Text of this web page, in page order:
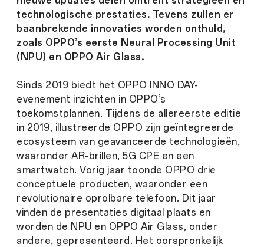
technologische prestaties. Tevens zullen er
baanbrekende innovaties worden onthuld,
zoals OPPO’s eerste Neural Processing Unit
(NPU) en OPPO Air Glass.
Sinds 2019 biedt het OPPO INNO DAY-
evenement inzichten in OPPO’s
toekomstplannen. Tijdens de allereerste editie
in 2019, illustreerde OPPO zijn geïntegreerde
ecosysteem van geavanceerde technologieën,
waaronder AR-brillen, 5G CPE en een
smartwatch. Vorig jaar toonde OPPO drie
conceptuele producten, waaronder een
revolutionaire oprolbare telefoon. Dit jaar
vinden de presentaties digitaal plaats en
worden de NPU en OPPO Air Glass, onder
andere, gepresenteerd. Het oorspronkelijk